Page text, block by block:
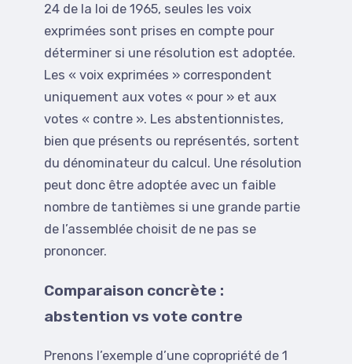
24 de la loi de 1965, seules les voix
exprimées sont prises en compte pour
déterminer si une résolution est adoptée.
Les « voix exprimées » correspondent
uniquement aux votes « pour » et aux
votes « contre ». Les abstentionnistes,
bien que présents ou représentés, sortent
du dénominateur du calcul. Une résolution
peut donc être adoptée avec un faible
nombre de tantièmes si une grande partie
de l’assemblée choisit de ne pas se
prononcer.
Comparaison concrète :
abstention vs vote contre
Prenons l’exemple d’une copropriété de 1